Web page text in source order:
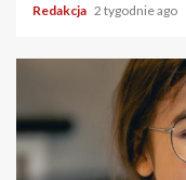
Redakcja 2 tygodnie ago